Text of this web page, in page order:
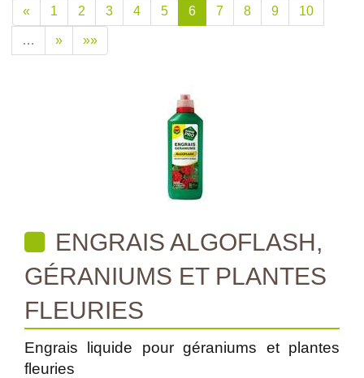
« 1 2 3 4 5 6 7 8 9 10
… » »»
ENGRAIS ALGOFLASH,
GÉRANIUMS ET PLANTES
FLEURIES
Engrais liquide pour géraniums et plantes
fleuries